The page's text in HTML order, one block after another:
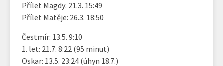
Přílet Magdy: 21.3. 15:49
Přílet Matěje: 26.3. 18:50
Čestmír: 13.5. 9:10
1. let: 21.7. 8:22 (95 minut)
Oskar: 13.5. 23:24 (úhyn 18.7.)